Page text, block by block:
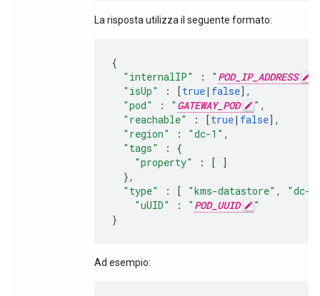
La risposta utilizza il seguente formato:
{
"internalIP"
: " POD_IP_ADDRESS
"isUp"
: [true| false],
"pod"
: " GATEWAY_POD " ,
"reachable"
: [true| false],
"region"
: "dc-1" ,
"tags"
:
{
"property"
: [
]
},
"type"
: [ "kms-datastore" ,
"dc-
"uUID"
: " POD_UUID
"
}
Ad esempio: